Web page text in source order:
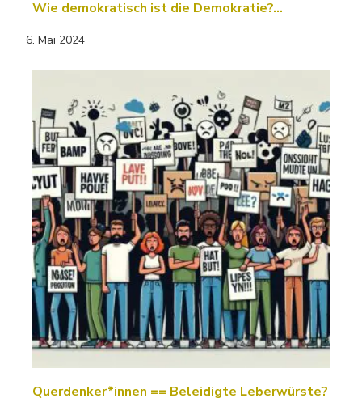
Wie demokratisch ist die Demokratie?…
6. Mai 2024
Querdenker*innen == Beleidigte Leberwürste?